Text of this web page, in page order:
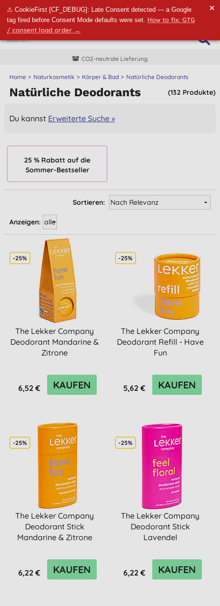
⚠ CookieFirst [CF_DEBUG]: Late Consent detected — a Google
tag fired before Consent Mode defaults were set. How to fix: GTG
/ consent load order →
✕
CO2-neutrale Lieferung
Home Naturkosmetik Körper & Bad Natürliche Deodorants
(132 Produkte)
Natürliche Deodorants
Du kannst Erweiterte Suche »
25 % Rabatt auf die
Sommer-Bestseller
Sortieren:
Anzeigen:
-25%
The Lekker Company
Deodorant Mandarine &
Zitrone
6,52 € KAUFEN
-25%
The Lekker Company
Deodorant Refill - Have
Fun
5,62 € KAUFEN
-25%
The Lekker Company
Deodorant Stick
Mandarine & Zitrone
6,22 € KAUFEN
-25%
The Lekker Company
Deodorant Stick
Lavendel
6,22 € KAUFEN